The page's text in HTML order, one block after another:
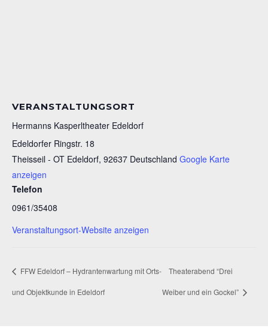
VERANSTALTUNGSORT
Hermanns Kasperltheater Edeldorf
Edeldorfer Ringstr. 18
Theisseil - OT Edeldorf, 92637 Deutschland Google Karte
anzeigen
Telefon
0961/35408
Veranstaltungsort-Website anzeigen
FFW Edeldorf – Hydrantenwartung mit Orts-
und Objektkunde in Edeldorf
Theaterabend “Drei
Weiber und ein Gockel”